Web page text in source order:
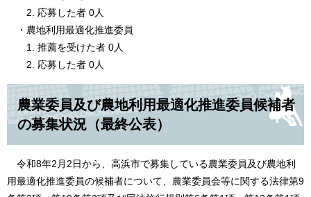
2. 応募した者 0人
・農地利用最適化推進委員
1. 推薦を受けた者 0人
2. 応募した者 0人
農業委員及び農地利用最適化推進委員候補者
の募集状況（最終公表）
令和8年2月2日から、高浜市で募集している農業委員及び農地利
用最適化推進委員の候補者について、農業委員会等に関する法律第9